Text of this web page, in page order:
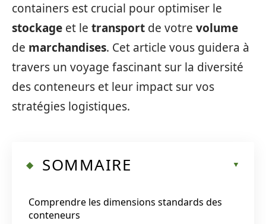
containers est crucial pour optimiser le
stockage et le transport de votre volume
de marchandises. Cet article vous guidera à
travers un voyage fascinant sur la diversité
des conteneurs et leur impact sur vos
stratégies logistiques.
SOMMAIRE
Comprendre les dimensions standards des
conteneurs